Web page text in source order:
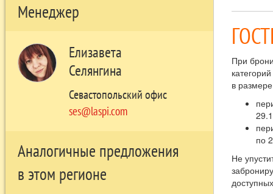
Менеджер
Елизавета
Селянгина
Севастопольский офис
ses@laspi.com
Аналогичные предложения
в этом регионе
При
категорий
в
по
Не